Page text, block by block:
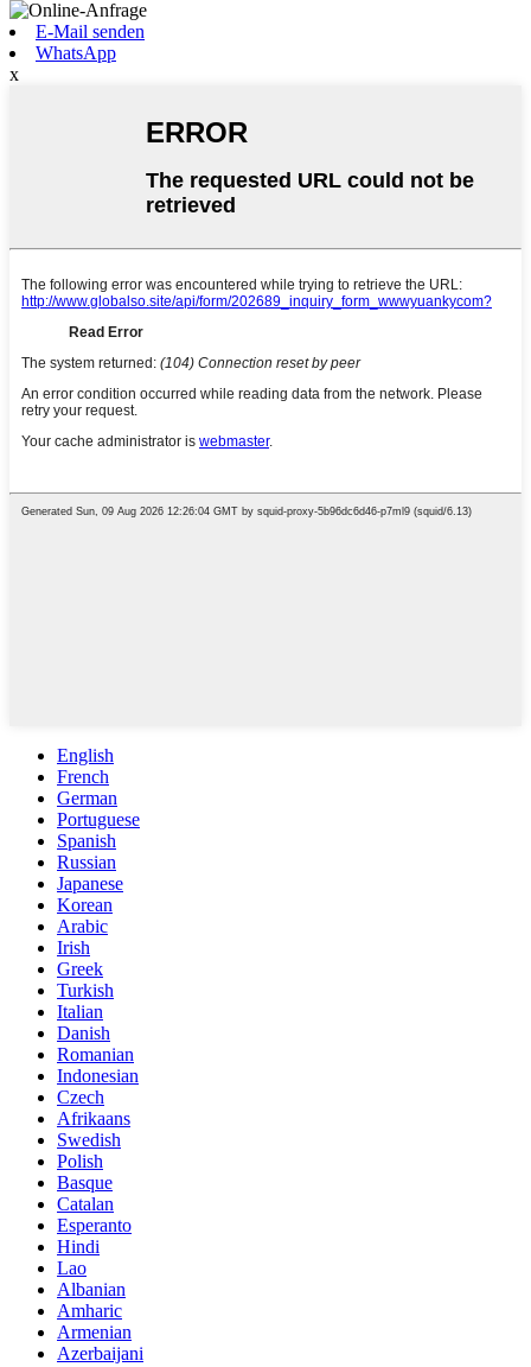
E-Mail senden
WhatsApp
x
English
French
German
Portuguese
Spanish
Russian
Japanese
Korean
Arabic
Irish
Greek
Turkish
Italian
Danish
Romanian
Indonesian
Czech
Afrikaans
Swedish
Polish
Basque
Catalan
Esperanto
Hindi
Lao
Albanian
Amharic
Armenian
Azerbaijani